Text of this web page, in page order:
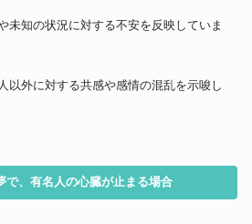
未知の状況に対する不安を反映していま
以外に対する共感や感情の混乱を示唆し
で、有名人の心臓が止まる場合